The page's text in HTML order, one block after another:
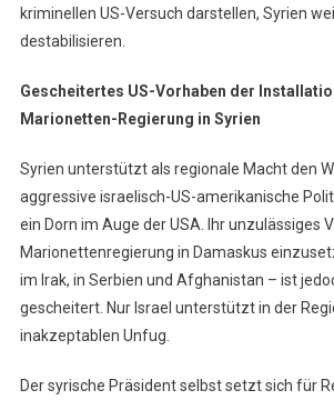
kriminellen US-Versuch darstellen, Syrien
destabilisieren.
Gescheitertes US-Vorhaben der
Marionetten-Regierung in Syrien
Syrien unterstützt als regionale Macht den
aggressive israelisch-US-amerikanische
ein Dorn im Auge der USA. Ihr unzulässiges
Marionettenregierung in Damaskus
im Irak, in Serbien und Afghanistan – ist
gescheitert. Nur Israel unterstützt in der
inakzeptablen Unfug.
Der syrische Präsident selbst setzt sich für